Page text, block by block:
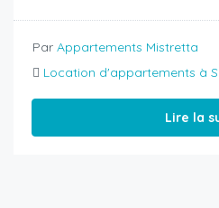
Par Appartements Mistretta
Location d'appartements à
Lire la